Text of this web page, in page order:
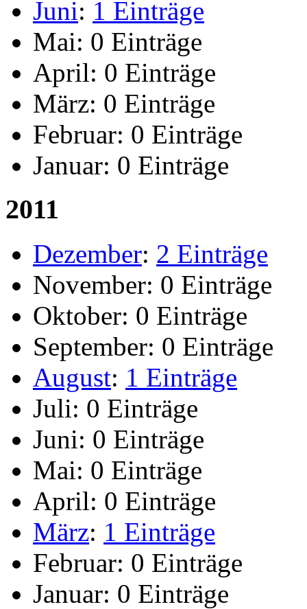
Juni: 1 Einträge
Mai: 0 Einträge
April: 0 Einträge
März: 0 Einträge
Februar: 0 Einträge
Januar: 0 Einträge
2011
Dezember: 2 Einträge
November: 0 Einträge
Oktober: 0 Einträge
September: 0 Einträge
August: 1 Einträge
Juli: 0 Einträge
Juni: 0 Einträge
Mai: 0 Einträge
April: 0 Einträge
März: 1 Einträge
Februar: 0 Einträge
Januar: 0 Einträge